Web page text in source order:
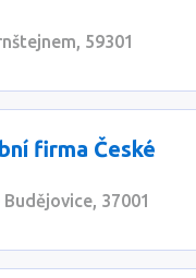
59301
firma České
37001